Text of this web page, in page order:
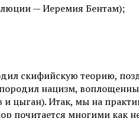
— Иеремия Бентам);
скифийскую теорию,
нацизм,
цыган). Итак, мы на
почитается многими как